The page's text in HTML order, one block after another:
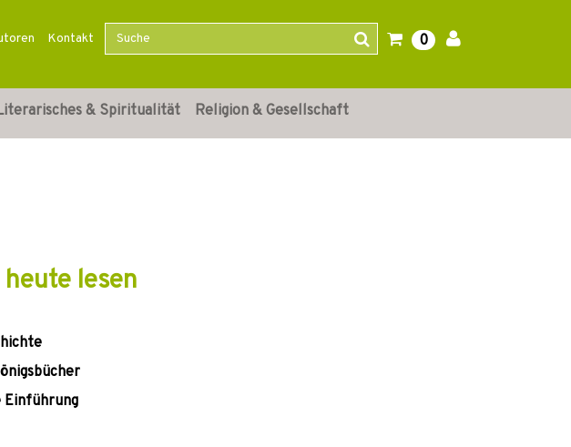
Kontakt 0
& Spiritualität Religion & Gesellschaft
lesen
Einführung